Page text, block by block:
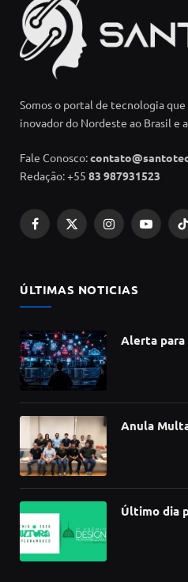
Somos o portal de tecnologia
inovador do Nordeste ao Brasil e
Fale Conosco:
Redação: +55 83 987931523
Facebook
X
InstagramYouTube
ÚLTIMAS NOTICIAS
Alerta para
Anula
Último dia